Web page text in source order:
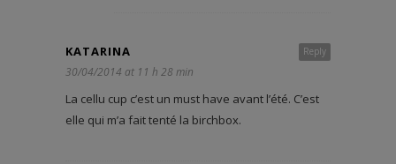
Reply
KATARINA
30/04/2014 at 11 h 28 min
La cellu cup c’est un must have avant l’été. C’est
elle qui m’a fait tenté la birchbox.